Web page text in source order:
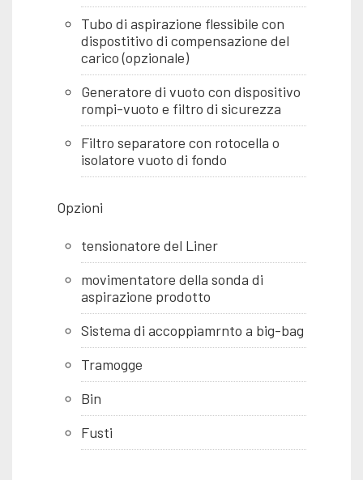
Tubo di aspirazione flessibile con
dispostitivo di compensazione del
carico (opzionale)
Generatore di vuoto con dispositivo
rompi-vuoto e filtro di sicurezza
Filtro separatore con rotocella o
isolatore vuoto di fondo
Opzioni
tensionatore del Liner
movimentatore della sonda di
aspirazione prodotto
Sistema di accoppiamrnto a big-bag
Tramogge
Bin
Fusti